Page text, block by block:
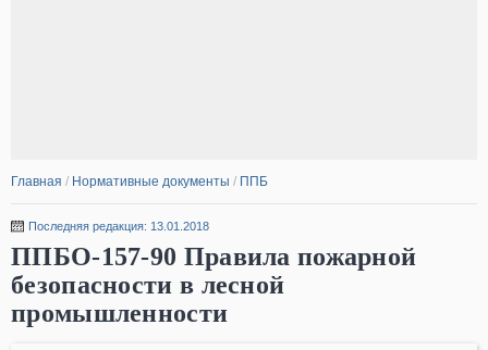
Главная / Нормативные документы / ППБ
Последняя редакция: 13.01.2018
ППБО-157-90 Правила пожарной
безопасности в лесной
промышленности